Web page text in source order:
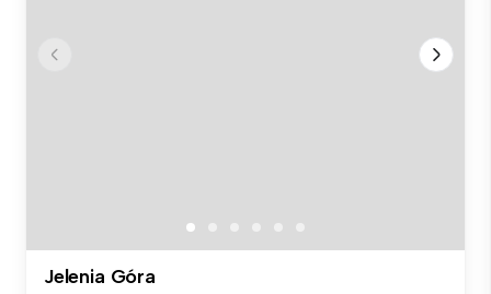
Jelenia Góra